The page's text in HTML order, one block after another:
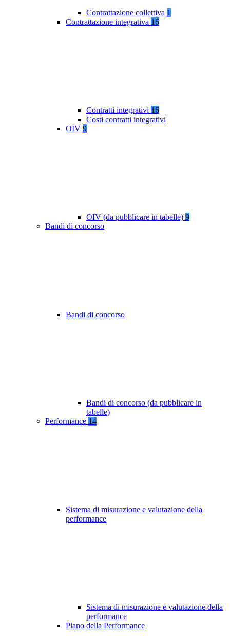
Contrattazione collettiva 1
Contrattazione integrativa 16
Contratti integrativi 16
Costi contratti integrativi
OIV 9
OIV (da pubblicare in tabelle) 9
Bandi di concorso
Bandi di concorso
Bandi di concorso (da pubblicare in
tabelle)
Performance 14
Sistema di misurazione e valutazione della
performance
Sistema di misurazione e valutazione della
performance
Piano della Performance